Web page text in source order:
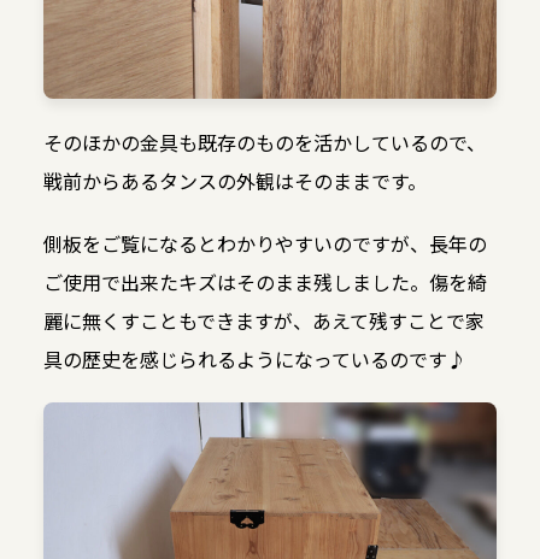
そのほかの金具も既存のものを活かしているので、
戦前からあるタンスの外観はそのままです。
側板をご覧になるとわかりやすいのですが、長年の
ご使用で出来たキズはそのまま残しました。傷を綺
麗に無くすこともできますが、あえて残すことで家
具の歴史を感じられるようになっているのです♪